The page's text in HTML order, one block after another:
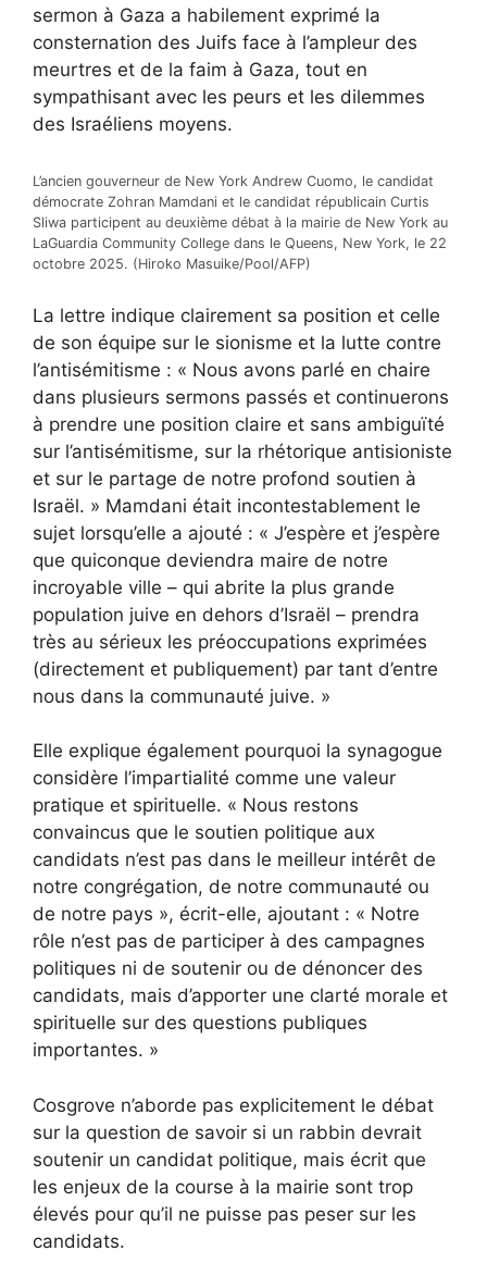
sermon à Gaza a habilement exprimé la
consternation des Juifs face à l’ampleur des
meurtres et de la faim à Gaza, tout en
sympathisant avec les peurs et les dilemmes
des Israéliens moyens.
L’ancien gouverneur de New York Andrew Cuomo, le candidat
démocrate Zohran Mamdani et le candidat républicain Curtis
Sliwa participent au deuxième débat à la mairie de New York au
LaGuardia Community College dans le Queens, New York, le 22
octobre 2025. (Hiroko Masuike/Pool/AFP)
La lettre indique clairement sa position et celle
de son équipe sur le sionisme et la lutte contre
l’antisémitisme : « Nous avons parlé en chaire
dans plusieurs sermons passés et continuerons
à prendre une position claire et sans ambiguïté
sur l’antisémitisme, sur la rhétorique antisioniste
et sur le partage de notre profond soutien à
Israël. » Mamdani était incontestablement le
sujet lorsqu’elle a ajouté : « J’espère et j’espère
que quiconque deviendra maire de notre
incroyable ville – qui abrite la plus grande
population juive en dehors d’Israël – prendra
très au sérieux les préoccupations exprimées
(directement et publiquement) par tant d’entre
nous dans la communauté juive. »
Elle explique également pourquoi la synagogue
considère l’impartialité comme une valeur
pratique et spirituelle. « Nous restons
convaincus que le soutien politique aux
candidats n’est pas dans le meilleur intérêt de
notre congrégation, de notre communauté ou
de notre pays », écrit-elle, ajoutant : « Notre
rôle n’est pas de participer à des campagnes
politiques ni de soutenir ou de dénoncer des
candidats, mais d’apporter une clarté morale et
spirituelle sur des questions publiques
importantes. »
Cosgrove n’aborde pas explicitement le débat
sur la question de savoir si un rabbin devrait
soutenir un candidat politique, mais écrit que
les enjeux de la course à la mairie sont trop
élevés pour qu’il ne puisse pas peser sur les
candidats.